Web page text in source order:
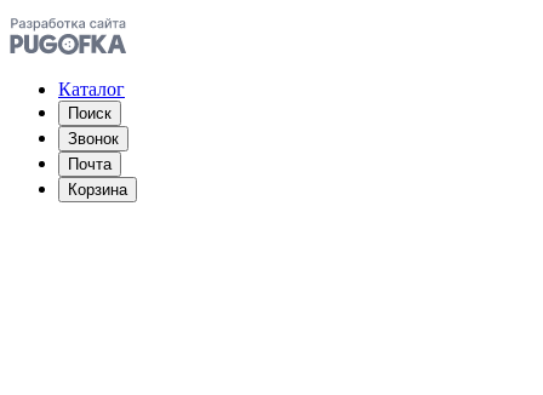
Каталог
Поиск
Звонок
Почта
Корзина